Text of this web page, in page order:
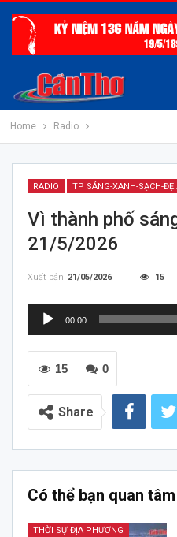
Home Radio
RADIO TP
Vì thành phố
21/5/2026
Xuất bản 21/05/2026 15
Trình
Audio
00:00
0
15
Share
Có thể bạn quan tâm
THỜI SỰ ĐỊA PHƯƠNG